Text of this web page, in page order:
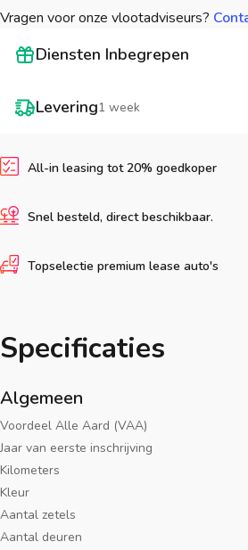
Vragen voor onze vlootadviseurs?
Diensten Inbegrepen
Levering1 week
All-in leasing tot 20% goedkoper
Snel besteld, direct beschikbaar.
Topselectie premium lease auto's
Specificaties
Algemeen
Voordeel Alle Aard (VAA)
Jaar van eerste inschrijving
Kilometers
Kleur
Aantal zetels
Aantal deuren